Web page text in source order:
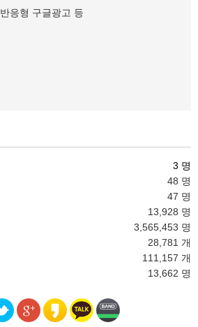
반응형 구글광고 등
3 명
48 명
47 명
13,928 명
3,565,453 명
28,781 개
111,157 개
13,662 명